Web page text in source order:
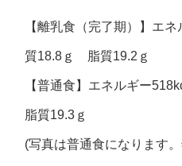
【離乳食（完了期）】エ
質18.8ｇ 脂質19.2ｇ
【普通食】エネルギー
脂質19.3ｇ
(写真は普通食になります